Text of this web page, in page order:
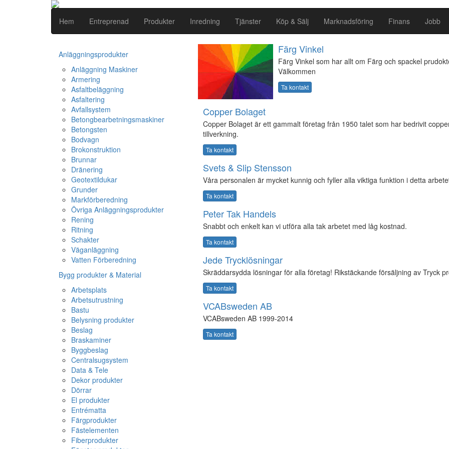
Hem Entreprenad Produkter Inredning Tjänster Köp & Sälj Marknadsföring Finans Jobb
Anläggningsprodukter
Anläggning Maskiner
Armering
Asfaltbeläggning
Asfaltering
Avfallsystem
Betongbearbetningsmaskiner
Betongsten
Bodvagn
Brokonstruktion
Brunnar
Dränering
Geotextildukar
Grunder
Markförberedning
Övriga Anläggningsprodukter
Rening
Ritning
Schakter
Väganläggning
Vatten Förberedning
Bygg produkter & Material
Arbetsplats
Arbetsutrustning
Bastu
Belysning produkter
Beslag
Braskaminer
Byggbeslag
Centralsugsystem
Data & Tele
Dekor produkter
Dörrar
El produkter
Entrématta
Färgprodukter
Fästelementen
Fiberprodukter
Färg Vinkel
Färg Vinkel som har allt om Färg och spackel
Välkommen
Ta kontakt
Copper Bolaget
Copper Bolaget är ett gammalt företag från 1950 talet som har bedrivit
tillverkning.
Ta kontakt
Svets & Slip Stensson
Våra personalen är mycket kunnig och fyller alla viktiga funktion i detta
Ta kontakt
Peter Tak Handels
Snabbt och enkelt kan vi utföra alla tak arbetet med låg kostnad.
Ta kontakt
Jede Trycklösningar
Skräddarsydda lösningar för alla företag! Rikstäckande försäljning av Tryck
Ta kontakt
VCABsweden AB
VCABsweden AB 1999-2014
Ta kontakt